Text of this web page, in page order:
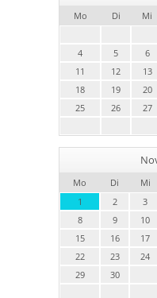
Mo Di Mi
4
5 6
11
12 13
18
19 20
25
26 27
Mo Di Mi
1
2 3
8
9 10
15
16 17
22
23 24
29
30